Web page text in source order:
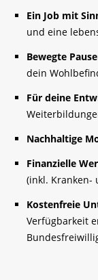
Ein Job mit
und eine
Bewegte
dein
Für deine
Nachhaltige
Finanzielle
(inkl. Kranken-
Kostenfreie
Verfügbarkeit